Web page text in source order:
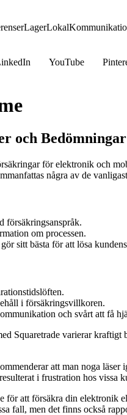
LagerLokal
YouTube
och
för elektronik och
några av de
försäkringsanspråk.
om processen.
sitt bästa för att lösa
i försäkringsvillkoren.
och svårt att få
Squaretrade varierar
att man noga
i frustration hos vissa
för att försäkra din
fall, men det finns också